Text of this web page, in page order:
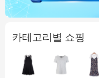
카테고리별 쇼핑